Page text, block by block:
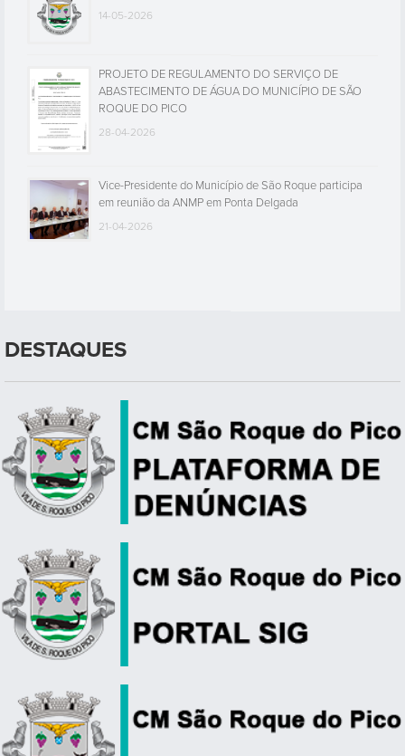
14-05-2026
PROJETO DE REGULAMENTO DO SERVIÇO DE
ABASTECIMENTO DE ÁGUA DO MUNICÍPIO DE SÃO
ROQUE DO PICO
28-04-2026
Vice-Presidente do Município de São Roque participa
em reunião da ANMP em Ponta Delgada
21-04-2026
DESTAQUES